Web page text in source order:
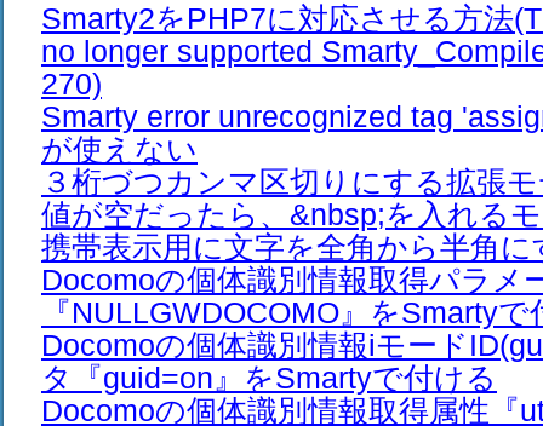
Smarty2をPHP7に対応させる方法
no longer supported
270)
Smarty error unrecognized tag
が使えない
３桁づつカンマ区切りにする拡張
値が空だったら、&nbsp;を入れる
携帯表示用に文字を全角から半角に
Docomoの個体識別情報取得パラメ
『NULLGWDOCOMO』をSmartyで
Docomoの個体識別情報iモード
タ『guid=on』をSmartyで付ける
Docomoの個体識別情報取得属性『